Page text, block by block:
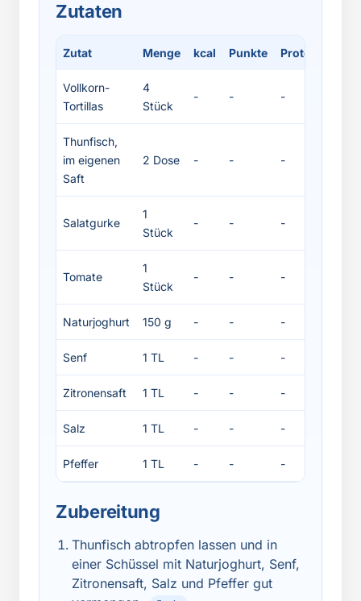
Zutaten
Zutat Menge kcal Punkte Protein
Vollkorn-
Tortillas
4
Stück
- - -
Thunfisch,
im eigenen
Saft
2 Dose - - -
Salatgurke
1
Stück
- - -
Tomate
1
Stück
- - -
Naturjoghurt 150 g - - -
Senf 1 TL - - -
Zitronensaft 1 TL - - -
Salz 1 TL - - -
Pfeffer 1 TL - - -
Zubereitung
Thunfisch abtropfen lassen und in
einer Schüssel mit Naturjoghurt, Senf,
Zitronensaft, Salz und Pfeffer gut